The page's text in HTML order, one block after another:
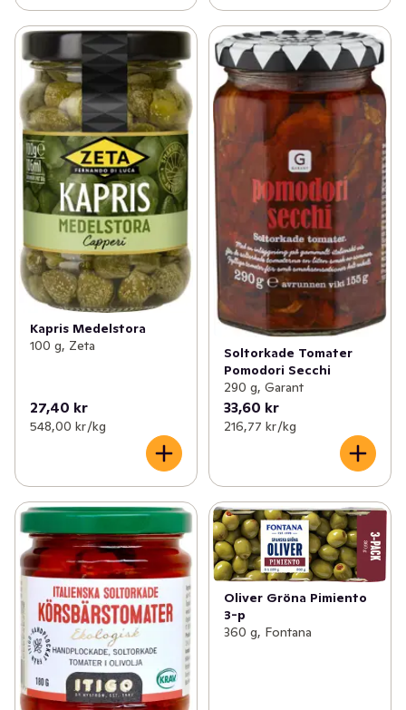
Kapris Medelstora
100 g, Zeta
27,40 kr
548,00 kr /kg
Soltorkade Tomater
Pomodori Secchi
290 g, Garant
33,60 kr
216,77 kr /kg
Oliver Gröna Pimiento
3-p
360 g, Fontana